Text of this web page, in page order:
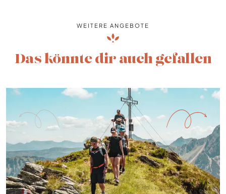
WEITERE ANGEBOTE
Das könnte dir auch gefallen